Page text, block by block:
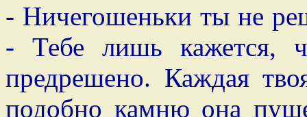
- Ничегошеньки ты не
- Тебе лишь кажется,
предрешено. Каждая
подобно камню она